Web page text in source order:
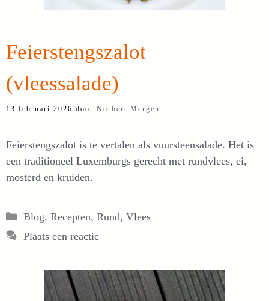
Feierstengszalot
(vleessalade)
13 februari 2026 door Norbert Mergen
Feierstengszalot is te vertalen als vuursteensalade. Het is
een traditioneel Luxemburgs gerecht met rundvlees, ei,
mosterd en kruiden.
Categorieën
Blog, Recepten, Rund, Vlees
Plaats een reactie